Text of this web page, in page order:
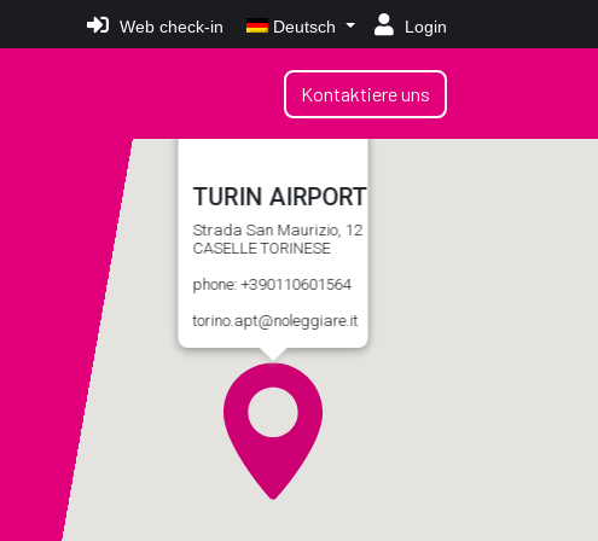
Login
Web check-in Deutsch
Kontaktiere uns
Miete einen
Transporter
(no Van)
TURIN AIRPORT
Strada San Maurizio, 12
CASELLE TORINESE
phone: +390110601564
torino.apt@noleggiare.it